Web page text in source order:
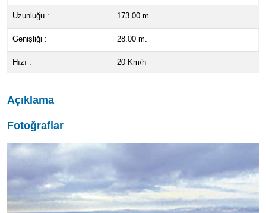
Uzunluğu : 173.00 m.
Genişliği : 28.00 m.
Hızı : 20 Km/h
Açıklama
Fotoğraflar